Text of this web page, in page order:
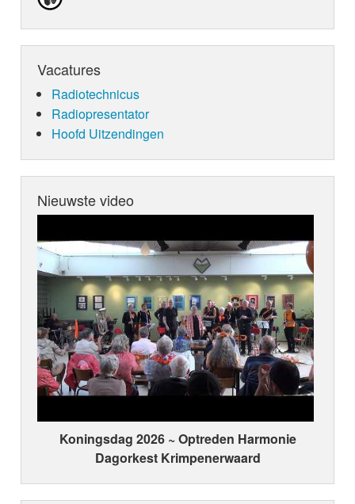
Vacatures
Radiotechnicus
Radiopresentator
Hoofd Uitzendingen
Nieuwste video
Koningsdag 2026 ~ Optreden Harmonie
Dagorkest Krimpenerwaard